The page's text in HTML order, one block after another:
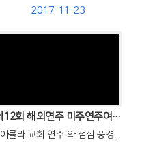
2017-11-23
제12회 해외연주 미주연주여행중
아콜라 교회 연주 와 점심 풍경.